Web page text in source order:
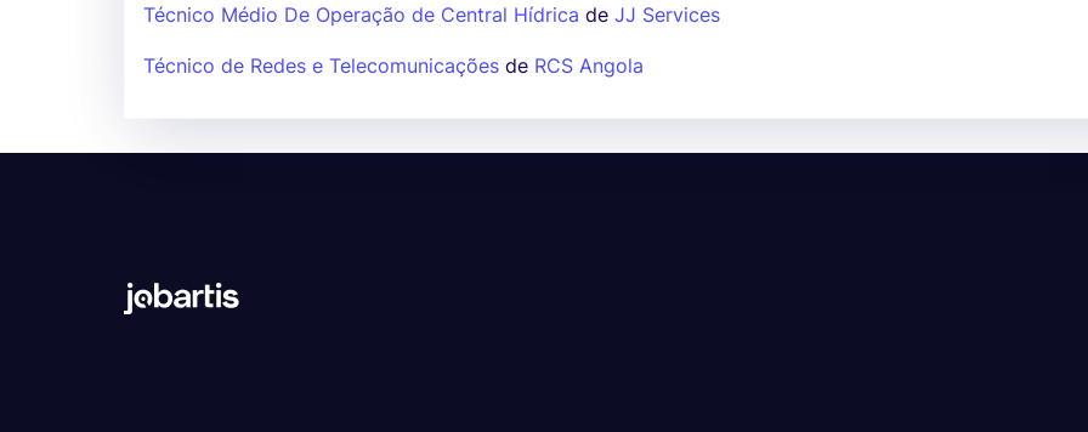
Técnico Médio De Operação de Central Hídrica de JJ Services
Técnico de Redes e Telecomunicações de RCS Angola